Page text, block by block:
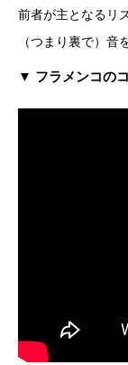
前者が主となるリ
（つまり裏で）音
▼ フラメンコの